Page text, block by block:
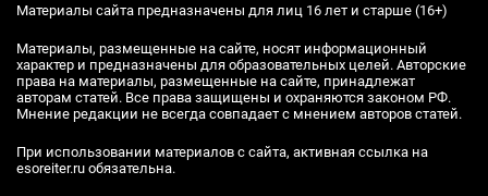
Материалы сайта предназначены для лиц 16 лет и старше (16+)
Материалы, размещенные на сайте, носят информационный
характер и предназначены для образовательных целей. Авторские
права на материалы, размещенные на сайте, принадлежат
авторам статей. Все права защищены и охраняются законом РФ.
Мнение редакции не всегда совпадает с мнением авторов статей.
При использовании материалов с сайта, активная ссылка на
esoreiter.ru обязательна.